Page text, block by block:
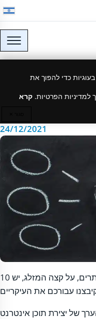
דלג לתוכן
כדי להפוך את
הפרטיות. קרא
10 Tips for
Web
24/12/2021
10 טיפים לבחירת חברת אחסון אתרים, על קצה המזלג, יש
של יצירת תוכן אינטרנט